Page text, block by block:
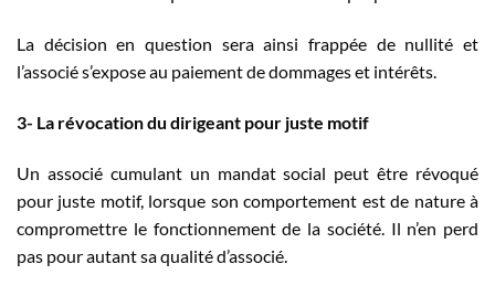
La décision en question sera ainsi frappée de nullité et
l’associé s’expose au paiement de dommages et intérêts.
3- La révocation du dirigeant pour juste motif
Un associé cumulant un mandat social peut être révoqué
pour juste motif, lorsque son comportement est de nature à
compromettre le fonctionnement de la société. Il n’en perd
pas pour autant sa qualité d’associé.